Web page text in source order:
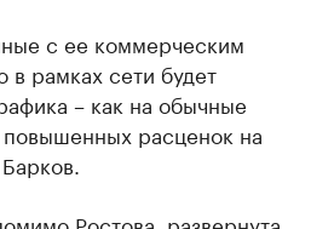
с ее коммерческим
в рамках сети будет
– как на обычные
повышенных расценок на